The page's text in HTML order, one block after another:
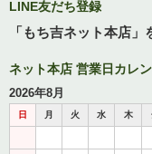
LINE友だち登録
「もち吉ネット本店」
ネット本店 営業日カレ
2026年8月
日 月 火 水 木